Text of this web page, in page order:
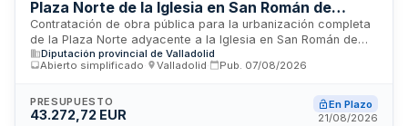
Plaza Norte de la Iglesia en San Román de
Hornija (Valladolid)
Contratación de obra pública para la urbanización completa
de la Plaza Norte adyacente a la Iglesia en San Román de
Hornija, municipio de la provincia de Valladolid. El proyecto
técnico incluye trabajos de urbanización conforme al código
adjudicación se realiza mediante procedimiento de licitación
pública al mejor precio ofertado, sin admisión de variantes
Diputación provincial de Valladolid
Abierto simplificado
Valladolid Pub. 07/08/2026
PRESUPUESTO
43.272,72 EUR
En Plazo
21/08/2026